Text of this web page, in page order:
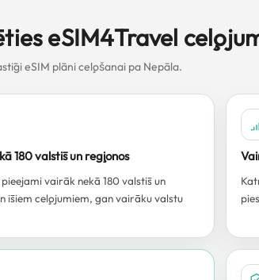
eSIM4Travel
eSIM plāni ceļošanai pa Nepāla.
180 valstīs un reģionos
vairāk nekā 180 valstīs un
īsiem ceļojumiem, gan vairāku valstu